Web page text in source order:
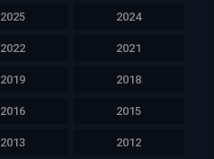
2025 2024
2022 2021
2019 2018
2016 2015
2013 2012